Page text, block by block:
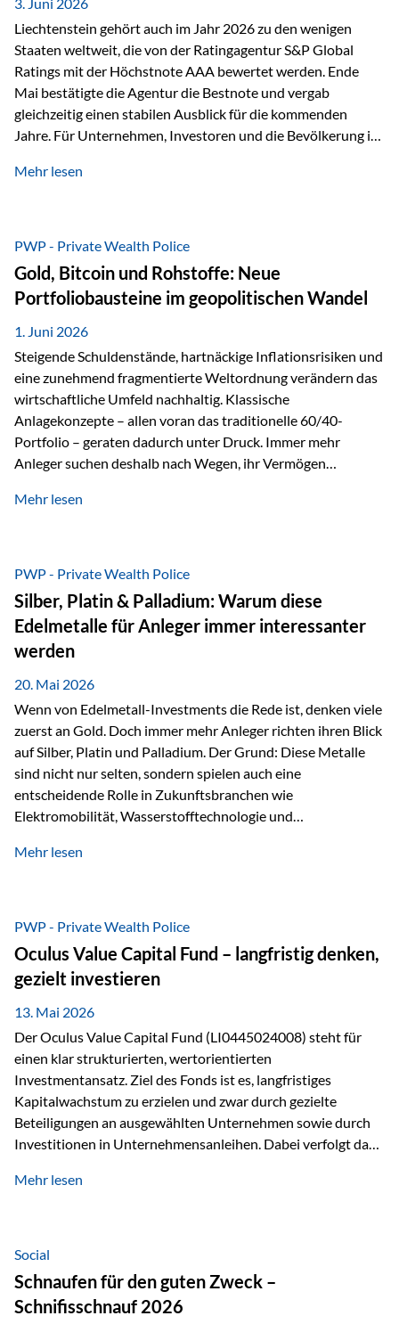
Liechtenstein gehört auch im Jahr 2026 zu den wenigen
Staaten weltweit, die von der Ratingagentur S&P Global
Ratings mit der Höchstnote AAA bewertet werden. Ende
Mai bestätigte die Agentur die Bestnote und vergab
gleichzeitig einen stabilen Ausblick für die kommenden
Jahre. Für Unternehmen, Investoren und die Bevölkerung ist
finanzielle Stabilität des Landes sowie das Vertrauen
trotz Herausforderungen Die weltwirtschaftlichen
Rahmenbedingungen bleiben anspruchsvoll. Geopolitische
Unsicherheiten, eine verhaltene Investitionstätigkeit und
eine schwächere Nachfrage in wichtigen Exportmärkten
beeinflussen auch die liechtensteinische Wirtschaft.
Dennoch sieht…
Mehr lesen
PWP - Private Wealth Police
Gold, Bitcoin und Rohstoffe: Neue
Portfoliobausteine im geopolitischen Wandel
1. Juni 2026
Steigende Schuldenstände, hartnäckige Inflationsrisiken und
eine zunehmend fragmentierte Weltordnung verändern das
wirtschaftliche Umfeld nachhaltig. Klassische
Anlagekonzepte – allen voran das traditionelle 60/40-
Portfolio – geraten dadurch unter Druck. Immer mehr
Anleger suchen deshalb nach Wegen, ihr Vermögen
Unsicherheit abzusichern. Genau hier rücken reale und
monetäre Rolle zurück Gold erlebt derzeit eine
bemerkenswerte Renaissance als monetärer Wertspeicher.
Treiber sind Rekordkäufe der Zentralbanken, geopolitische
Spannungen und ein schleichender Vertrauensverlust in
ungedeckte Papierwährungen. Wie groß dieser
Vertrauensverlust ausfällt, zeigt ein nüchterner
Mehr lesen
PWP - Private Wealth Police
Silber, Platin & Palladium: Warum diese
Edelmetalle für Anleger immer interessanter
werden
20. Mai 2026
Wenn von Edelmetall-Investments die Rede ist, denken viele
zuerst an Gold. Doch immer mehr Anleger richten ihren Blick
auf Silber, Platin und Palladium. Der Grund: Diese Metalle
sind nicht nur selten, sondern spielen auch eine
entscheidende Rolle in Zukunftsbranchen wie
Elektromobilität, Wasserstofftechnologie und
Faktoren für Investoren – begrenztes Angebot und
klassischer „Sicherheitsanker“ gilt, bieten Silber, Platin und
Palladium zusätzlich die Chance, von technologischen
Entwicklungen zu profitieren. Die Nachfrage entsteht nicht
nur durch Anleger, sondern vor allem durch die Industrie.
Gerade in…
Mehr lesen
PWP - Private Wealth Police
Oculus Value Capital Fund – langfristig denken,
gezielt investieren
13. Mai 2026
Der Oculus Value Capital Fund (LI0445024008) steht für
einen klar strukturierten, wertorientierten
Investmentansatz. Ziel des Fonds ist es, langfristiges
Kapitalwachstum zu erzielen und zwar durch gezielte
Beteiligungen an ausgewählten Unternehmen sowie durch
Investitionen in Unternehmensanleihen. Dabei verfolgt das
Marktbewegungen stehen im Fokus, sondern die
innerhalb der Private Wealth Police der Vienna-Life steht
der Oculus Value Capital Fund für einen langfristig
orientierten Value-Investing-Ansatz mit Fokus auf
fundamentale Unternehmensanalyse und nachhaltige
Mehr lesen
Social
Schnaufen für den guten Zweck –
Schnifisschnauf 2026